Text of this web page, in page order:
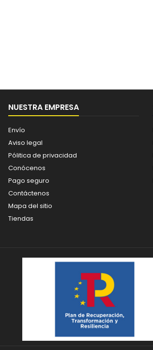
NUESTRA EMPRESA
Envío
Aviso legal
Pólitica de privacidad
Conócenos
Pago seguro
Contáctenos
Mapa del sitio
Tiendas